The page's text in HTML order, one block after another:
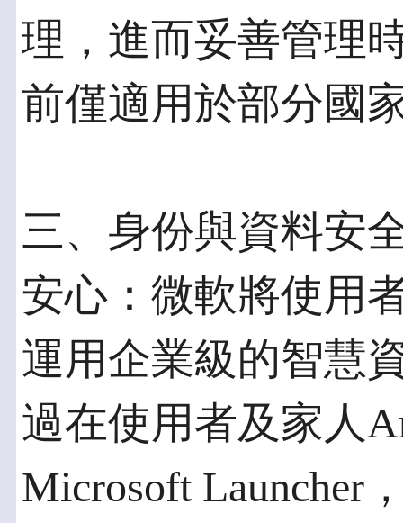
理，進而妥善管理
前僅適用於部分國
三、身份與資料安
安心：微軟將使用
運用企業級的智慧
過在使用者及家人
Microsoft Launcher